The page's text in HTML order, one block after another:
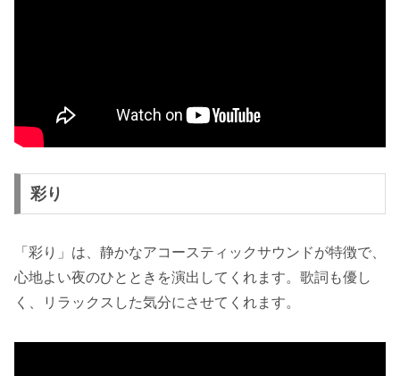
彩り
「彩り」は、静かなアコースティックサウンドが特徴で、
心地よい夜のひとときを演出してくれます。歌詞も優し
く、リラックスした気分にさせてくれます。